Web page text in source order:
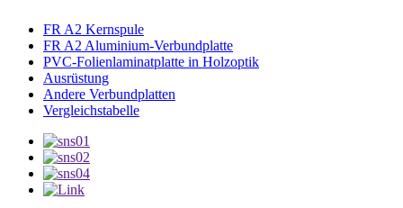
FR A2 Kernspule
FR A2 Aluminium-Verbundplatte
PVC-Folienlaminatplatte in Holzoptik
Ausrüstung
Andere Verbundplatten
Vergleichstabelle